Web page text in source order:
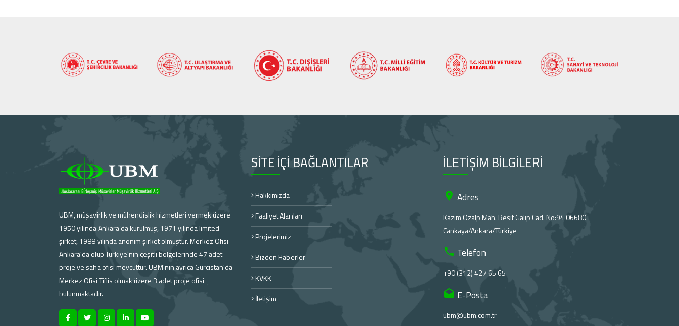
UBM, müşavirlik ve mühendislik hizmetleri vermek üzere
1950 yılında Ankara’da kurulmuş, 1971 yılında limited
şirket, 1988 yılında anonim şirket olmuştur. Merkez Ofisi
Ankara'da olup Türkiye'nin çeşitli bölgelerinde 47 adet
proje ve saha ofisi mevcuttur. UBM'nin ayrıca Gürcistan'da
Merkez Ofisi Tiflis olmak üzere 3 adet proje ofisi
bulunmaktadır.
SİTE İÇİ BAĞLANTILAR
Hakkımızda
Faaliyet Alanları
Projelerimiz
Bizden Haberler
KVKK
İletişim
İLETİŞİM BİLGİLERİ
Adres
Kazım Ozalp Mah. Resit Galip Cad. No:94 06680
Cankaya/Ankara/Türkiye
Telefon
+90 (312) 427 65 65
E-Posta
ubm@ubm.com.tr